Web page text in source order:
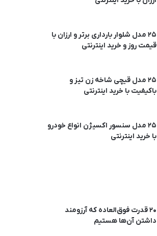
25 مدل شلوار بارداری برتر و ارزان با
قیمت روز و خرید اینترنتی
25 مدل قیچی شاخه زن تیز و
باکیفیت با خرید اینترنتی
25 مدل سنسور اکسیژن انواع خودرو
با خرید اینترنتی
20 قدرت فوق‌العاده که آرزومند
داشتن آن‌ها هستیم